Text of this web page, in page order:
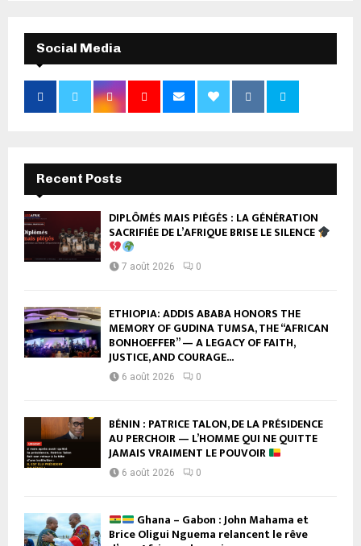
Social Media
Recent Posts
DIPLÔMÉS MAIS PIÉGÉS : LA GÉNÉRATION
SACRIFIÉE DE L’AFRIQUE BRISE LE SILENCE
7 août 2026 0
ETHIOPIA: ADDIS ABABA HONORS THE
MEMORY OF GUDINA TUMSA, THE “AFRICAN
BONHOEFFER” — A LEGACY OF FAITH,
JUSTICE, AND COURAGE...
6 août 2026 0
BÉNIN : PATRICE TALON, DE LA PRÉSIDENCE
AU PERCHOIR — L’HOMME QUI NE QUITTE
JAMAIS VRAIMENT LE POUVOIR
6 août 2026 0
Ghana – Gabon : John Mahama et
Brice Oligui Nguema relancent le rêve